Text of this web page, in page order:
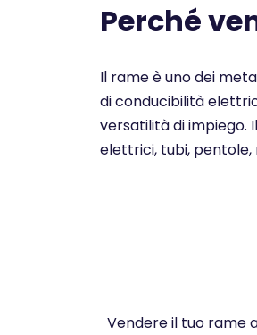
Perché
Il rame è uno dei
di conducibilità
versatilità di impiego.
elettrici, tubi,
Vendere il tuo rame